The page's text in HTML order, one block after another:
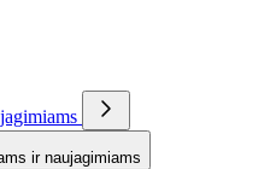
ir naujagimiams